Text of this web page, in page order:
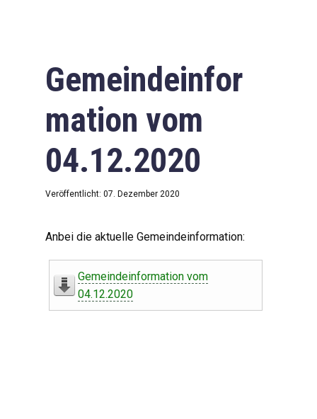
Gemeindeinfor
mation vom
04.12.2020
Veröffentlicht: 07. Dezember 2020
Anbei die aktuelle Gemeindeinformation:
Gemeindeinformation vom
04.12.2020